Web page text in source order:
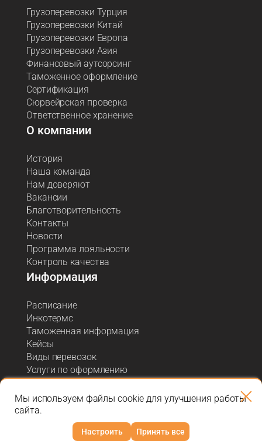
Грузоперевозки Турция
Грузоперевозки Китай
Грузоперевозки Европа
Грузоперевозки Азия
Финансовый аутсорсинг
Таможенное оформление
Сертификация
Сюрвейрская проверка
Ответственное хранение
О компании
История
Наша команда
Нам доверяют
Вакансии
Благотворительность
Контакты
Новости
Программа лояльности
Контроль качества
Информация
Расписание
Инкотермс
Таможенная информация
Кейсы
Виды перевозок
Услуги по оформлению
Акции и спецпредложения
Блог о логистике
Мы используем файлы cookie для улучшения работы
сайта.
Настроить Принять все